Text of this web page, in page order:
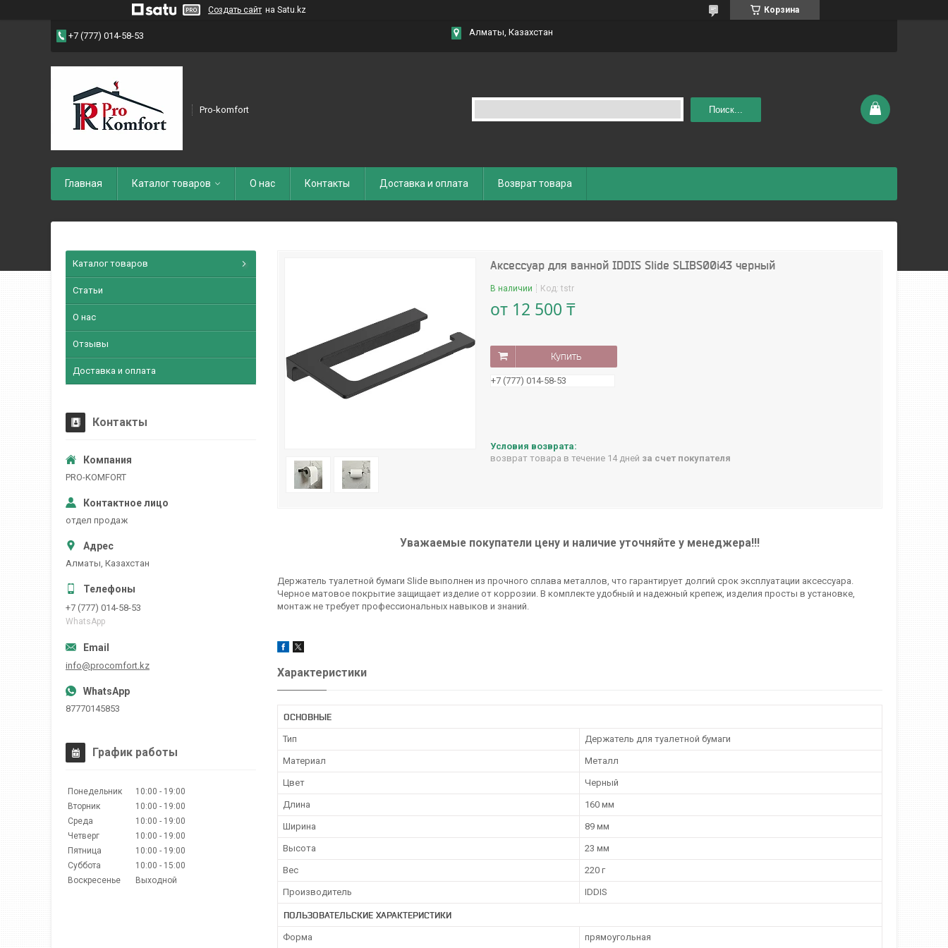
Создать сайт на Satu.kz Корзина
+7 (777) 014-58-53 Алматы, Казахстан
Pro-komfort Поиск...
Главная Каталог товаров О нас Контакты Доставка и оплата Возврат товара
Аксессуар для ванной IDDIS Slide SLIBS00i43 черный
В наличии Код: tstr
от 12 500 ₸
Купить
+7 (777) 014-58-53
возврат товара в течение 14 дней за счет покупателя
Уважаемые покупатели цену и наличие уточняйте у менеджера!!!
Держатель туалетной бумаги Slide выполнен из прочного сплава металлов, что гарантирует долгий срок эксплуатации аксессуара.
Черное матовое покрытие защищает изделие от коррозии. В комплекте удобный и надежный крепеж, изделия просты в установке,
монтаж не требует профессиональных навыков и знаний.
Характеристики
ОСНОВНЫЕ
Тип Держатель для туалетной бумаги
Материал Металл
Цвет Черный
Длина 160 мм
Ширина 89 мм
Высота 23 мм
Вес 220 г
Производитель IDDIS
ПОЛЬЗОВАТЕЛЬСКИЕ ХАРАКТЕРИСТИКИ
Форма прямоугольная
Каталог товаров
Статьи
О нас
Отзывы
Доставка и оплата
Контакты
PRO-KOMFORT
отдел продаж
Алматы, Казахстан
+7 (777) 014-58-53
WhatsApp
info@procomfort.kz
87770145853
График работы
Понедельник 10:00
19:00
Вторник
10:00
19:00
Среда
10:00
19:00
Четверг
10:00
19:00
Пятница
10:00
19:00
Суббота
10:00
15:00
Воскресенье
Выходной